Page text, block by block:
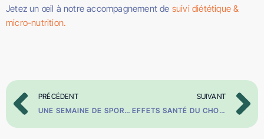
Jetez un œil à notre accompagnement de suivi diététique &
micro-nutrition.
PRÉCÉDENT
UNE SEMAINE DE SPORT AVEC VOUS #3
SUIVANT
EFFETS SANTÉ DU CHOCOLAT NOIR